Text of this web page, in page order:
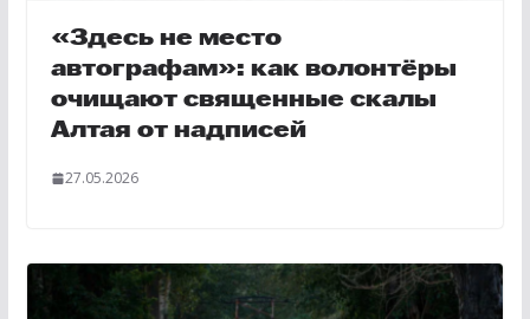
«Здесь не место
автографам»: как волонтёры
очищают священные скалы
Алтая от надписей
27.05.2026